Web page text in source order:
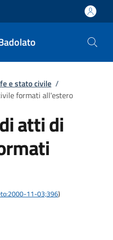
e stato civile /
formati all'estero
atti di
11-03;396)